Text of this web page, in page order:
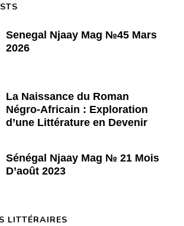
Senegal Njaay Mag №45 Mars
2026
La Naissance du Roman
Négro-Africain : Exploration
d’une Littérature en Devenir
Sénégal Njaay Mag № 21 Mois
D’août 2023
LITTÉRAIRES